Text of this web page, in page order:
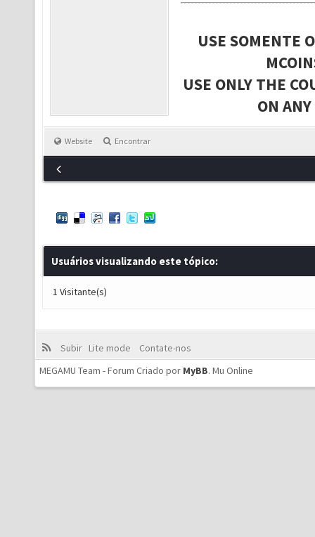
USE SOMENTE
USE ONLY THE
ON
Website Encontrar
Usuários visualizando este tópico:
1 Visitante(s)
Subir Lite mode
Contate-nos
MEGAMU Team - Forum Criado por MyBB. Mu Online